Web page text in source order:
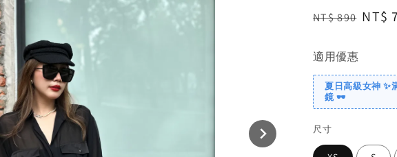
Regular
NT$ 890 Sale
NT$
適用優惠
夏日高級女神 ✨
鏡 🕶️
尺寸